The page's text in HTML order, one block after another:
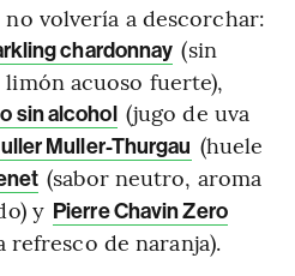
volvería a descorchar:
chardonnay (sin
acuoso fuerte),
sin alcohol (jugo de uva
Muller-Thurgau (huele
(sabor neutro, aroma
y Pierre Chavin Zero
refresco de naranja).